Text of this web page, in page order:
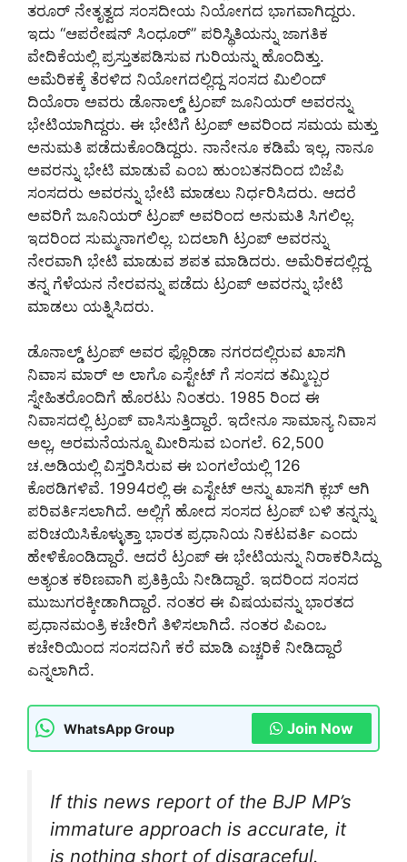
ತರೂರ್ ನೇತೃತ್ವದ ಸಂಸದೀಯ ನಿಯೋಗದ ಭಾಗವಾಗಿದ್ದರು.
ಇದು “ಆಪರೇಷನ್ ಸಿಂಧೂರ್” ಪರಿಸ್ಥಿತಿಯನ್ನು ಜಾಗತಿಕ
ವೇದಿಕೆಯಲ್ಲಿ ಪ್ರಸ್ತುತಪಡಿಸುವ ಗುರಿಯನ್ನು ಹೊಂದಿತ್ತು.
ಅಮೆರಿಕಕ್ಕೆ ತೆರಳಿದ ನಿಯೋಗದಲ್ಲಿದ್ದ ಸಂಸದ ಮಿಲಿಂದ್
ದಿಯೊರಾ ಅವರು ಡೊನಾಲ್ಡ್‌ ಟ್ರಂಪ್‌ ಜೂನಿಯರ್‌ ಅವರನ್ನು
ಭೇಟಿಯಾಗಿದ್ದರು. ಈ ಭೇಟಿಗೆ ಟ್ರಂಪ್‌ ಅವರಿಂದ ಸಮಯ ಮತ್ತು
ಅನುಮತಿ ಪಡೆದುಕೊಂಡಿದ್ದರು. ನಾನೇನೂ ಕಡಿಮೆ ಇಲ್ಲ, ನಾನೂ
ಅವರನ್ನು ಭೇಟಿ ಮಾಡುವೆ ಎಂಬ ಹುಂಬತನದಿಂದ ಬಿಜೆಪಿ
ಸಂಸದರು ಅವರನ್ನು ಭೇಟಿ ಮಾಡಲು ನಿರ್ಧರಿಸಿದರು. ಆದರೆ
ಅವರಿಗೆ ಜೂನಿಯರ್‌ ಟ್ರಂಪ್‌ ಅವರಿಂದ ಅನುಮತಿ ಸಿಗಲಿಲ್ಲ.
ಇದರಿಂದ ಸುಮ್ಮನಾಗಲಿಲ್ಲ. ಬದಲಾಗಿ ಟ್ರಂಪ್‌ ಅವರನ್ನು
ನೇರವಾಗಿ ಭೇಟಿ ಮಾಡುವ ಶಪತ ಮಾಡಿದರು. ಅಮೆರಿಕದಲ್ಲಿದ್ದ
ತನ್ನ ಗೆಳೆಯನ ನೇರವನ್ನು ಪಡೆದು ಟ್ರಂಪ್‌ ಅವರನ್ನು ಭೇಟಿ
ಮಾಡಲು ಯತ್ನಿಸಿದರು.
ಡೊನಾಲ್ಡ್ ಟ್ರಂಪ್‌ ಅವರ ಫ್ಲೊರಿಡಾ ನಗರದಲ್ಲಿರುವ ಖಾಸಗಿ
ನಿವಾಸ ಮಾರ್‌ ಅ ಲಾಗೊ ಎಸ್ಟೇಟ್‌ ಗೆ ಸಂಸದ ತಮ್ಮಿಬ್ಬರ
ಸ್ನೇಹಿತರೊಂದಿಗೆ ಹೊರಟು ನಿಂತರು. 1985 ರಿಂದ ಈ
ನಿವಾಸದಲ್ಲಿ ಟ್ರಂಪ್‌ ವಾಸಿಸುತ್ತಿದ್ದಾರೆ. ಇದೇನೂ ಸಾಮಾನ್ಯ ನಿವಾಸ
ಅಲ್ಲ, ಅರಮನೆಯನ್ನೂ ಮೀರಿಸುವ ಬಂಗಲೆ. 62,500
ಚ.ಅಡಿಯಲ್ಲಿ ವಿಸ್ತರಿಸಿರುವ ಈ ಬಂಗಲೆಯಲ್ಲಿ 126
ಕೊಠಡಿಗಳಿವೆ. 1994ರಲ್ಲಿ ಈ ಎಸ್ಟೇಟ್‌ ಅನ್ನು ಖಾಸಗಿ ಕ್ಲಬ್‌ ಆಗಿ
ಪರಿವರ್ತಿಸಲಾಗಿದೆ. ಅಲ್ಲಿಗೆ ಹೋದ ಸಂಸದ ಟ್ರಂಪ್‌ ಬಳಿ ತನ್ನನ್ನು
ಪರಿಚಯಿಸಿಕೊಳ್ಳುತ್ತಾ ಭಾರತ ಪ್ರಧಾನಿಯ ನಿಕಟವರ್ತಿ ಎಂದು
ಹೇಳಿಕೊಂಡಿದ್ದಾರೆ. ಆದರೆ ಟ್ರಂಪ್‌ ಈ ಭೇಟಿಯನ್ನು ನಿರಾಕರಿಸಿದ್ದು
ಅತ್ಯಂತ ಕಠಿಣವಾಗಿ ಪ್ರತಿಕ್ರಿಯೆ ನೀಡಿದ್ದಾರೆ. ಇದರಿಂದ ಸಂಸದ
ಮುಜುಗರಕ್ಕೀಡಾಗಿದ್ದಾರೆ. ನಂತರ ಈ ವಿಷಯವನ್ನು ಭಾರತದ
ಪ್ರಧಾನಮಂತ್ರಿ ಕಚೇರಿಗೆ ತಿಳಿಸಲಾಗಿದೆ. ನಂತರ ಪಿಎಂಒ
ಕಚೇರಿಯಿಂದ ಸಂಸದನಿಗೆ ಕರೆ ಮಾಡಿ ಎಚ್ಚರಿಕೆ ನೀಡಿದ್ದಾರೆ
ಎನ್ನಲಾಗಿದೆ.
WhatsApp Group Join Now
If this news report of the BJP MP’s
immature approach is accurate, it
is nothing short of disgraceful.